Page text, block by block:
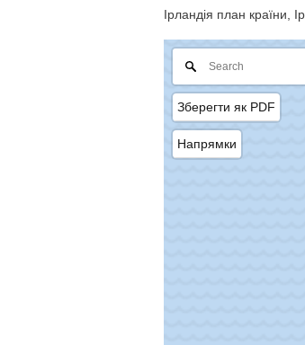
Ірландія план країни,
Зберегти як PDF
Напрямки